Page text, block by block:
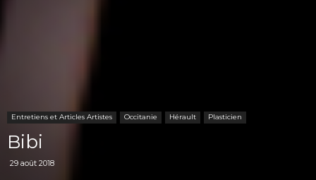
Entretiens et Articles Artistes Occitanie Hérault Plasticien
Bibi
29 août 2018